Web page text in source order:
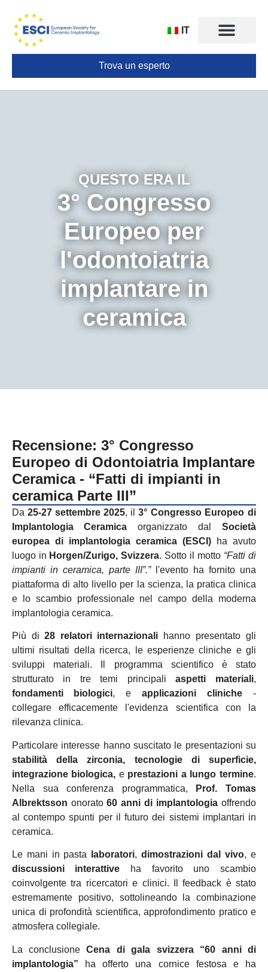
IT
Trova un esperto
QUESTO ERA IL
3° Congresso
Europeo per
l'odontoiatria
implantare in
ceramica
Recensione: 3° Congresso
Europeo di Odontoiatria Implantare
Ceramica - “Fatti di impianti in
ceramica Parte III”
Da 25-27 settembre 2025, il 3° Congresso Europeo di
Implantologia Ceramica organizzato dal Società
europea di implantologia ceramica (ESCI) ha avuto
luogo in Horgen/Zurigo, Svizzera. Sotto il motto “Fatti di
impianti in ceramica, parte III”.”l'evento ha fornito una
piattaforma di alto livello per la scienza, la pratica clinica
e lo scambio professionale nel campo della moderna
implantologia ceramica.
Più di 28 relatori internazionali hanno presentato gli
ultimi risultati della ricerca, le esperienze cliniche e gli
sviluppi materiali. Il programma scientifico è stato
strutturato in tre temi principali aspetti materiali,
fondamenti biologici, e applicazioni cliniche -
collegare efficacemente l'evidenza scientifica con la
rilevanza clinica.
Particolare interesse hanno suscitato le presentazioni su
stabilità della zirconia, tecnologie di superficie,
integrazione biologica, e prestazioni a lungo termine.
Nella sua conferenza programmatica,
Prof. Tomas
Albrektsson onorato 60 anni di implantologia offrendo
al contempo spunti per il futuro dei sistemi implantari in
ceramica.
Le mani in pasta laboratori, dimostrazioni dal vivo, e
discussioni interattive ha favorito uno scambio
coinvolgente tra ricercatori e clinici. Il feedback è stato
estremamente positivo, sottolineando la combinazione
unica di profondità scientifica, approfondimento pratico e
atmosfera collegiale.
La conclusione Cena di gala svizzera “60 anni di
implantologia” ha offerto una cornice festosa e ha